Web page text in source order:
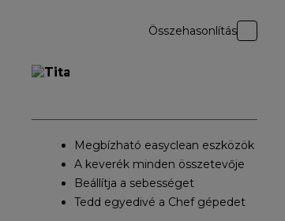
Összehasonlítás
Megbízható easyclean eszközök
A keverék minden összetevője
Beállítja a sebességet
Tedd egyedivé a Chef gépedet